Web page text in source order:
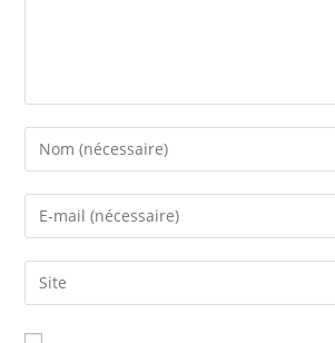
Enter
your
name
comment
Enter
your
email
address
Saisir
l’URL
de